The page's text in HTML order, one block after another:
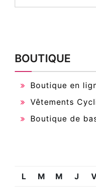
BOUTIQUE
Boutique en
Vêtements
Boutique de
L M M J